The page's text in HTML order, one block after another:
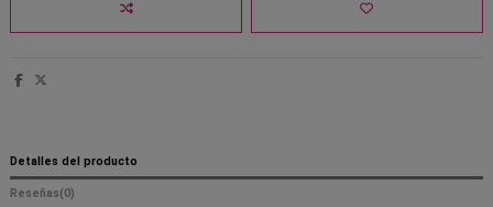
Detalles del producto
Reseñas(0)